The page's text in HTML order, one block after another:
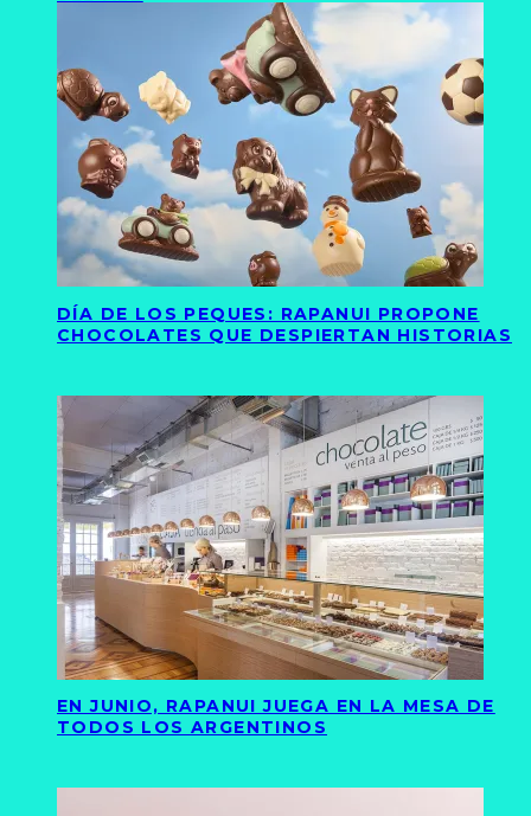
DÍA DE LOS PEQUES: RAPANUI PROPONE
CHOCOLATES QUE DESPIERTAN HISTORIAS
EN JUNIO, RAPANUI JUEGA EN LA MESA DE
TODOS LOS ARGENTINOS